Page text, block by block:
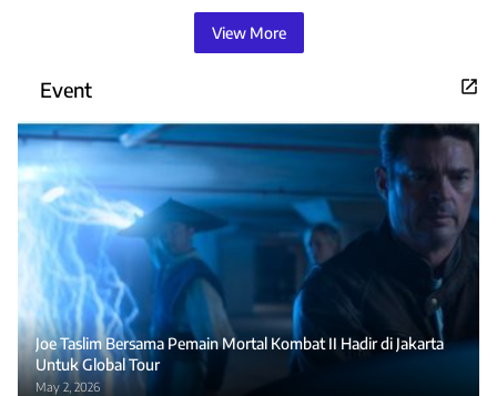
View More
Event
Joe Taslim Bersama Pemain Mortal Kombat II Hadir di Jakarta
Untuk Global Tour
May 2, 2026